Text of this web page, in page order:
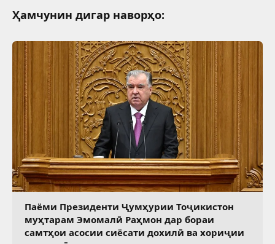
Ҳамчунин дигар наворҳо:
Паёми Президенти Ҷумҳурии Тоҷикистон
муҳтарам Эмомалӣ Раҳмон дар бораи
самтҳои асосии сиёсати дохилӣ ва хориҷии